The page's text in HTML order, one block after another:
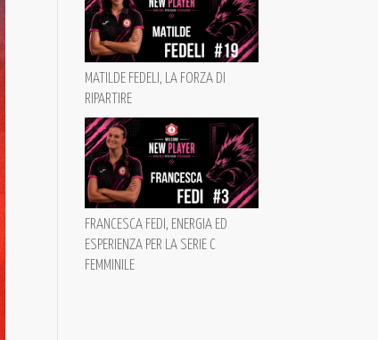
MATILDE FEDELI, LA FORZA DI
RIPARTIRE
FRANCESCA FEDI, ENERGIA ED
ESPERIENZA PER LA SERIE C
FEMMINILE